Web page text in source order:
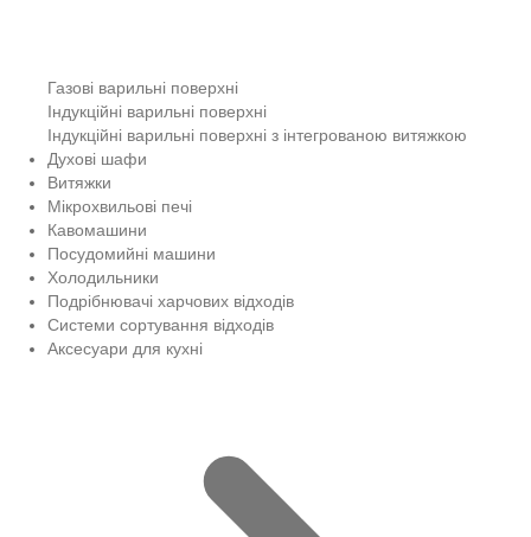
Газові варильні поверхні
Індукційні варильні поверхні
Індукційні варильні поверхні з інтегрованою витяжкою
Духові шафи
Витяжки
Мікрохвильові печі
Кавомашини
Посудомийні машини
Холодильники
Подрібнювачі харчових відходів
Системи сортування відходів
Аксесуари для кухні